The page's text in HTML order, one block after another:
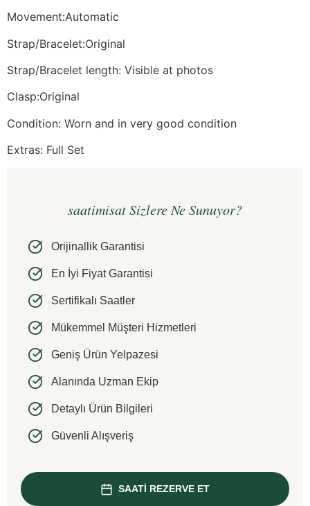
Movement:Automatic
Strap/Bracelet:Original
Strap/Bracelet length: Visible at photos
Clasp:Original
Condition: Worn and in very good condition
Extras: Full Set
saatimisat Sizlere Ne Sunuyor?
Orijinallik Garantisi
En İyi Fiyat Garantisi
Sertifikalı Saatler
Mükemmel Müşteri Hizmetleri
Geniş Ürün Yelpazesi
Alanında Uzman Ekip
Detaylı Ürün Bilgileri
Güvenli Alışveriş
SAATİ REZERVE ET